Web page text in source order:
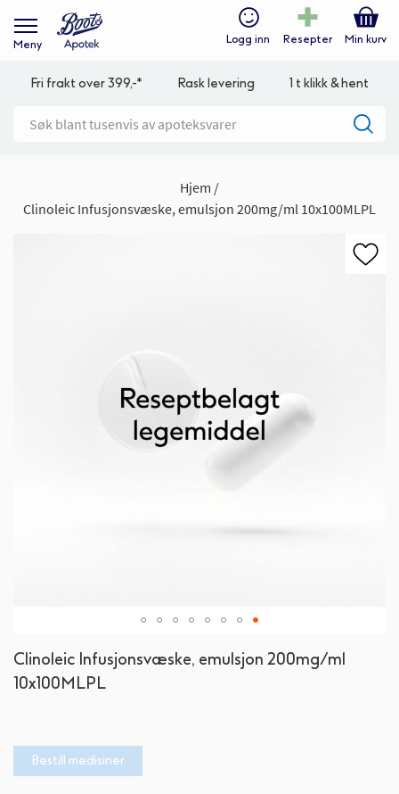
Meny Logg inn Resepter Min kurv
Fri frakt over 399,-* Rask levering 1 t klikk & hent
Hjem
Clinoleic Infusjonsvæske, emulsjon 200mg/ml 10x100MLPL
Clinoleic Infusjonsvæske, emulsjon 200mg/ml
10x100MLPL
Bestill medisiner
til
begynnelsen